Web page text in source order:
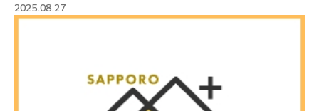
2025.08.27